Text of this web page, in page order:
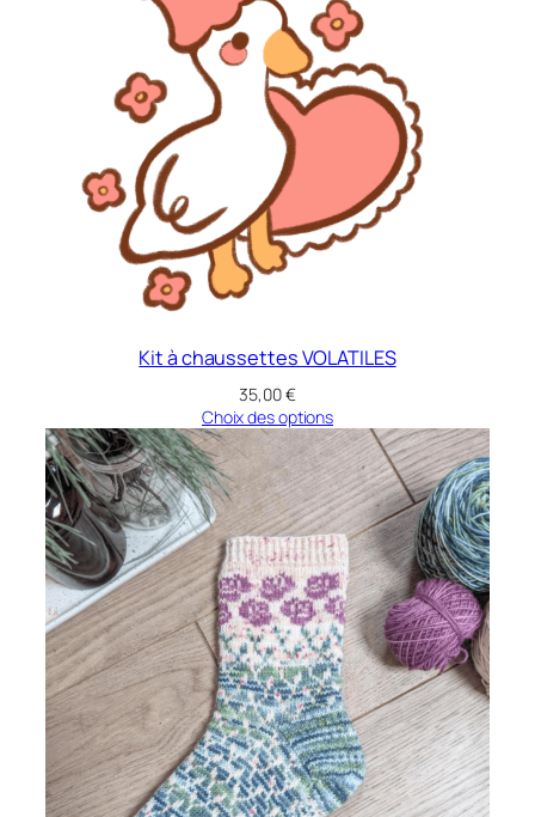
Kit à chaussettes VOLATILES
35,00€
Choix des options